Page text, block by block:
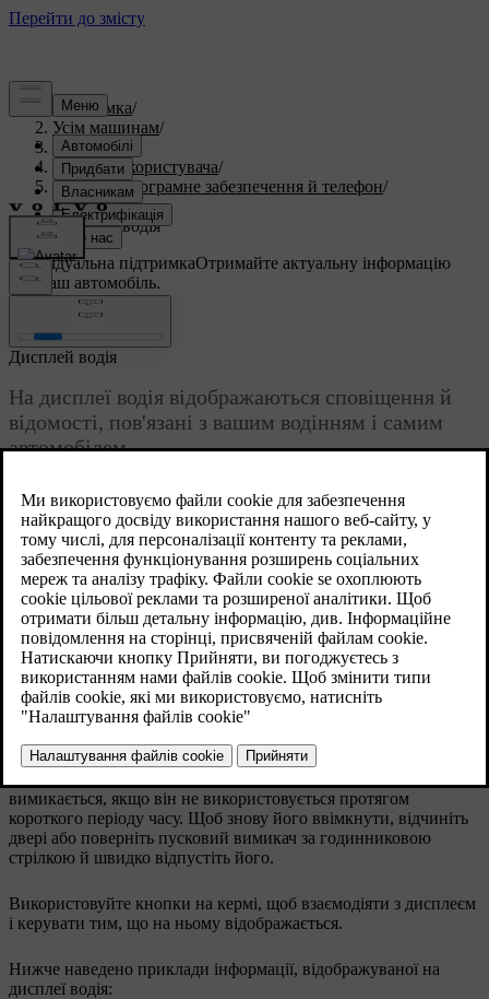
Підтримка/
Усім машинам/
V60 2025/
Посібник користувача/
Дисплеї, програмне забезпечення й телефон/
Дисплеї/
Дисплей водія
Індивідуальна підтримкаОтримайте актуальну інформацію
про ваш автомобіль.
Дисплей водія
На дисплеї водія відображаються сповіщення й
відомості, пов'язані з вашим водінням і самим
автомобілем.
вимикається, якщо він не використовується протягом
короткого періоду часу. Щоб знову його ввімкнути, відчиніть
двері або поверніть пусковий вимикач за годинниковою
стрілкою й швидко відпустіть його.
Використовуйте кнопки на кермі, щоб взаємодіяти з дисплеєм
і керувати тим, що на ньому відображається.
Нижче наведено приклади інформації, відображуваної на
дисплеї водія: